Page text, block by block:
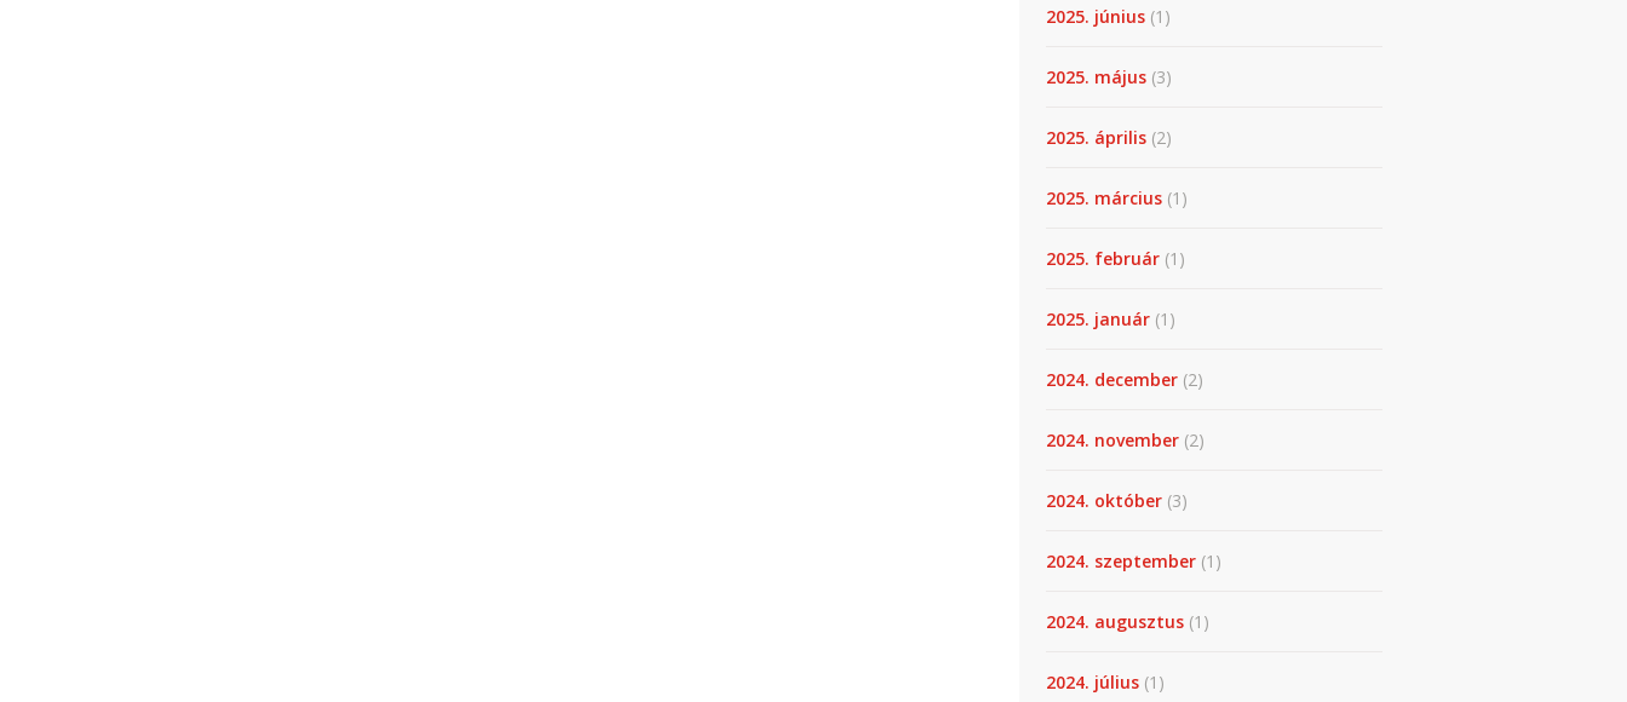
2025. június (1)
2025. május (3)
2025. április (2)
2025. március (1)
2025. február (1)
2025. január (1)
2024. december (2)
2024. november (2)
2024. október (3)
2024. szeptember (1)
2024. augusztus (1)
2024. július (1)